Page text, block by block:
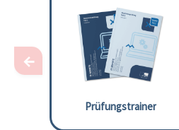
←
Prüfungstrainer